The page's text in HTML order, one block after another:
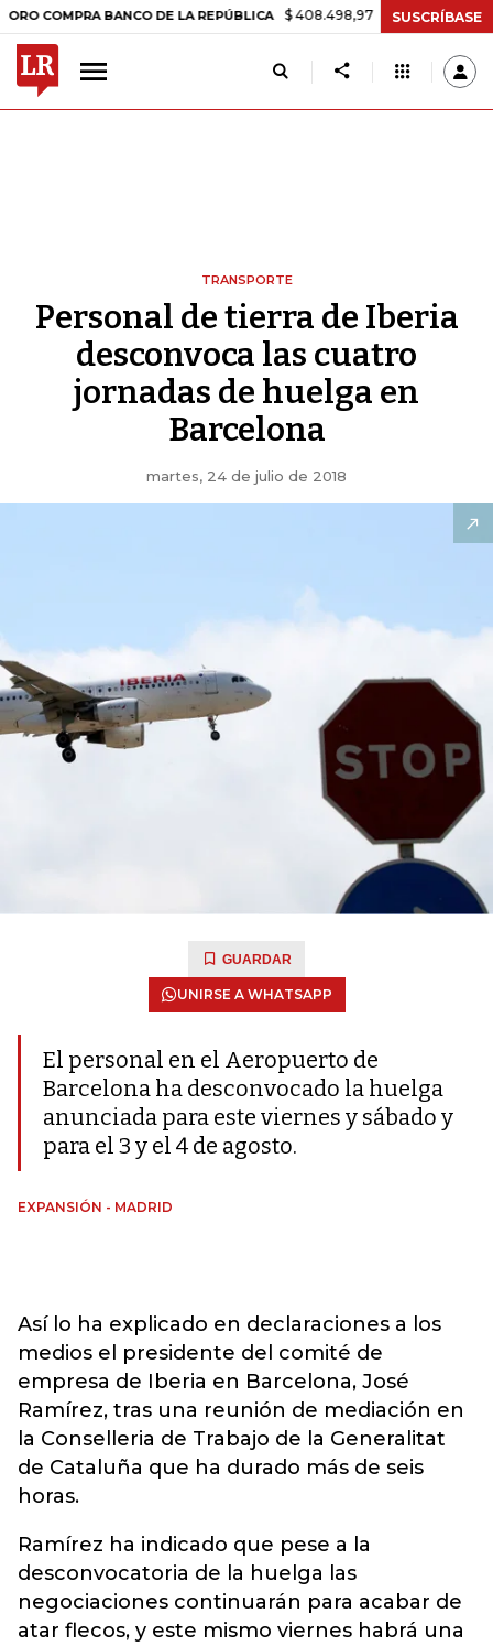
BANCO DE LA REPÚBLICA $ 408.498,97 +$ 8.753,81 +2,19%
SUSCRÍBASE
TRANSPORTE
Personal de tierra de Iberia
desconvoca las cuatro
jornadas de huelga en
Barcelona
martes, 24 de julio de 2018
GUARDAR
UNIRSE A WHATSAPP
El personal en el Aeropuerto de
Barcelona ha desconvocado la huelga
anunciada para este viernes y sábado y
para el 3 y el 4 de agosto.
EXPANSIÓN - MADRID
Así lo ha explicado en declaraciones a los
medios el presidente del comité de
empresa de Iberia en Barcelona, José
Ramírez, tras una reunión de mediación en
la Conselleria de Trabajo de la Generalitat
de Cataluña que ha durado más de seis
horas.
Ramírez ha indicado que pese a la
desconvocatoria de la huelga las
negociaciones continuarán para acabar de
atar flecos, y este mismo viernes habrá una